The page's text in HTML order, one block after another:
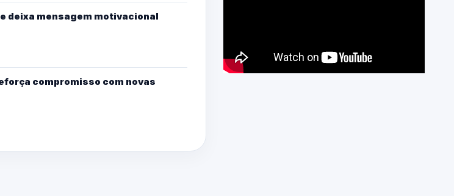
deixa mensagem motivacional
compromisso com novas